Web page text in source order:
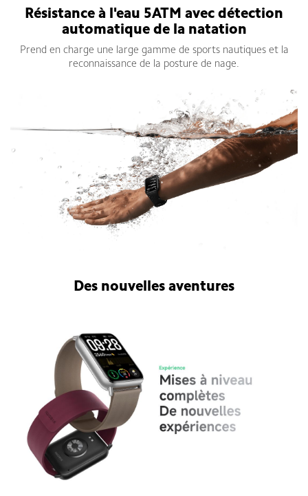
Résistance à l'eau 5ATM avec détection
automatique de la natation
Prend en charge une large gamme de sports nautiques et la
reconnaissance de la posture de nage.
Des nouvelles aventures